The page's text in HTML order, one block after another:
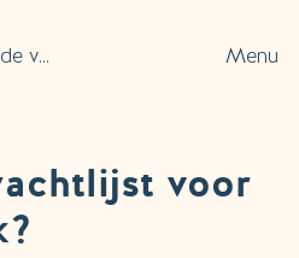
Veelgestelde vragen
Menu
voor